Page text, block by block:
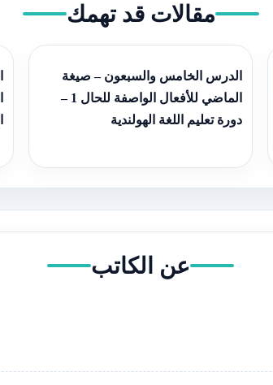
مقالات قد تهمك
الدرس الخامس والسبعون – ‫صيغة
الماضي للأفعال الواصفة للحال 1‬ –
‫‫دورة تعليم اللغة الهولندية
عن الكاتب